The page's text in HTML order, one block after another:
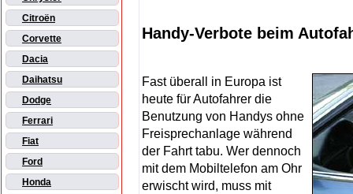
Citroën
Corvette
Dacia
Daihatsu
Dodge
Ferrari
Fiat
Ford
Honda
Handy-Verbote beim
Fast überall in Europa ist
heute für Autofahrer die
Benutzung von Handys ohne
Freisprechanlage während
der Fahrt tabu. Wer dennoch
mit dem Mobiltelefon am Ohr
erwischt wird, muss mit